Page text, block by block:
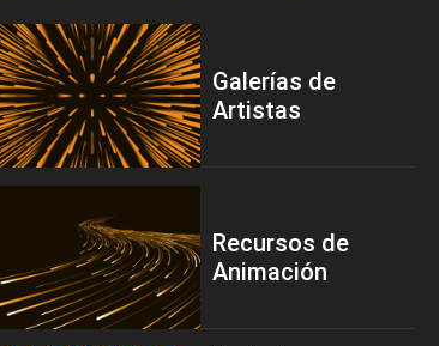
Galerías de
Artistas
Recursos de
Animación